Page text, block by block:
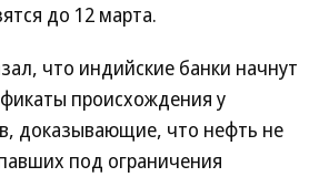
до 12 марта.
что индийские банки начнут
происхождения у
доказывающие, что нефть не
под ограничения